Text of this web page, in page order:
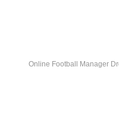
Online Football Manager